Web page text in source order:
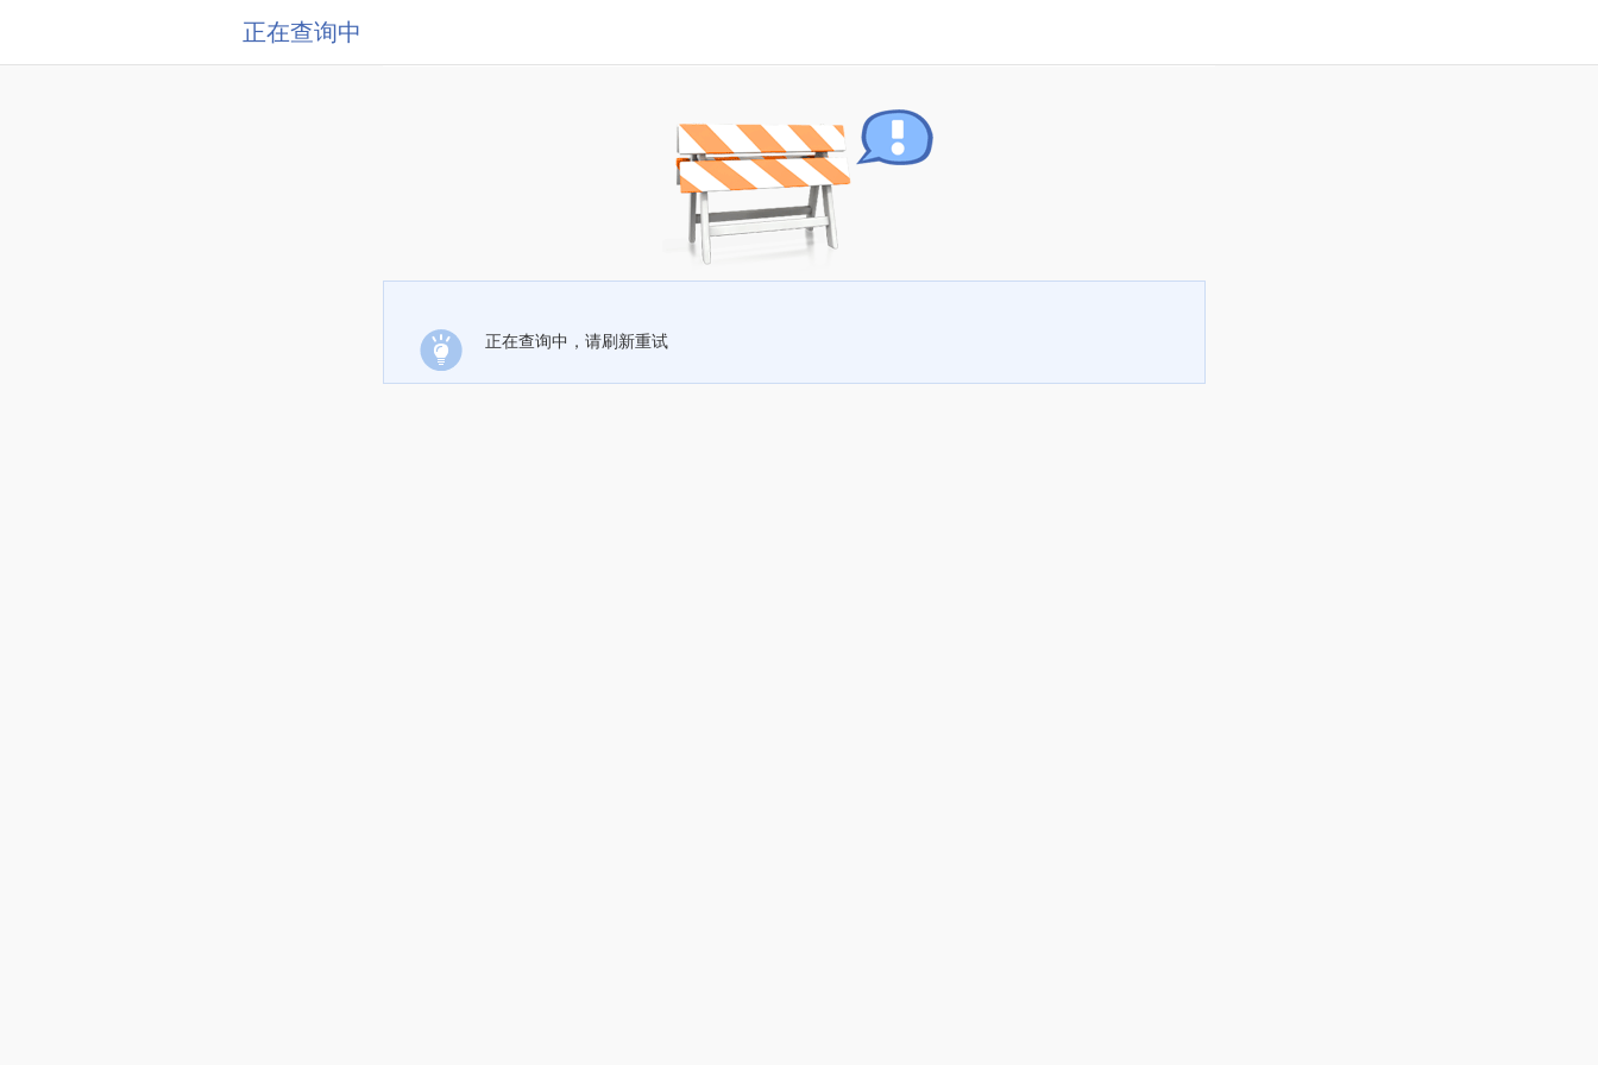
正在查询中
正在查询中，请刷新重试